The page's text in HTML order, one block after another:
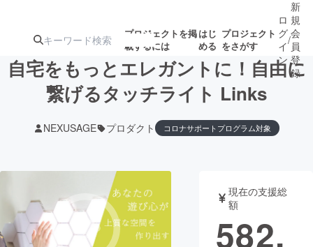
プロジェクトを掲
載するには
はじ
める
プロジェクト
をさがす
ジェクト
ターン
注目の新着プロ
ジェクト
募集終了が近いプ
ロジェクト
もうすぐ公開
されます
アート・写真 音楽
テクノロジー・ガジェット ゲーム・サ
ロ
グ
イ
ン
/
新
規
会
員
登
録
自宅をもっとエレガントに！自由に
繋げるタッチライト Links
NEXUSAGE プロダクト コロナサポートプログラム対象
現在の支援総
額
582,